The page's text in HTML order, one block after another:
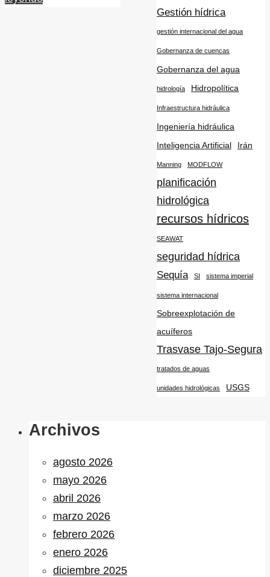
Gestión hídrica
gestión internacional del agua
Gobernanza de cuencas
Gobernanza del agua
hidrología Hidropolítica
Infraestructura hidráulica
Ingeniería hidráulica
Inteligencia Artificial
Irán
Manning MODFLOW
planificación
hidrológica
recursos hídricos
SEAWAT
seguridad hídrica
Sequía SI sistema imperial
sistema internacional
Sobreexplotación de
acuíferos
Trasvase Tajo-Segura
tratados de aguas
unidades hidrológicas USGS
Archivos
agosto 2026
mayo 2026
abril 2026
marzo 2026
febrero 2026
enero 2026
diciembre 2025